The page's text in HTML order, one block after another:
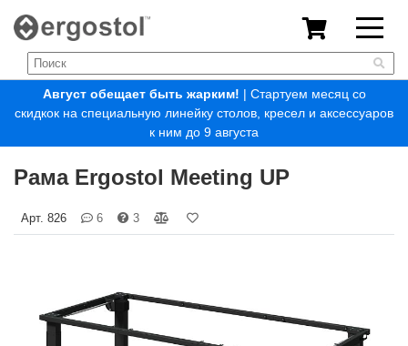
Август обещает быть жарким! | Стартуем месяц со
скидкок на специальную линейку столов, кресел и аксессуаров
к ним до 9 августа
Рама Ergostol Meeting UP
Арт. 826 6 3